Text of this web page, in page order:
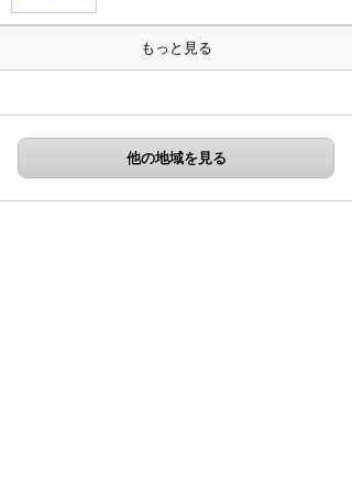
もっと見る
他の地域を見る